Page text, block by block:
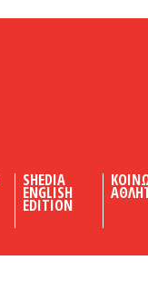
SHEDIA
ENGLISH
EDITION